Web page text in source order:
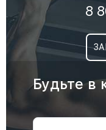
8
Будьте в